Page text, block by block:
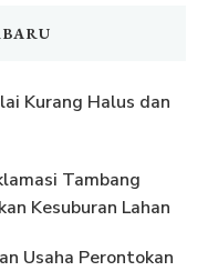
Kurang Halus dan
Tambang
Kesuburan Lahan
Usaha Perontokan